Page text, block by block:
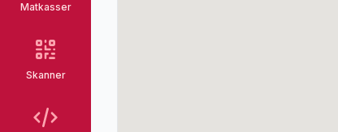
Matkasser
Skanner